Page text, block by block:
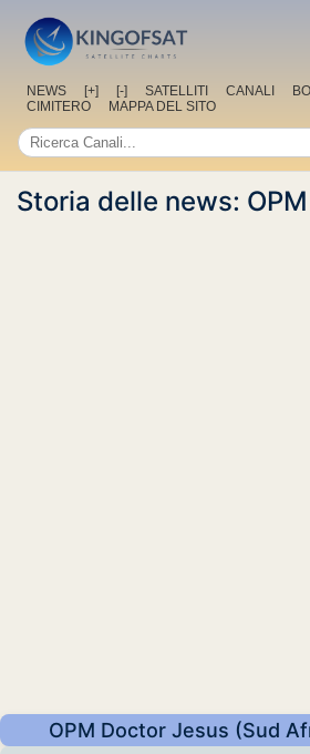
NEWS [+] [-] SATELLITI CANALI
CIMITERO
MAPPA DEL SITO
Storia delle news:
OPM Doctor Jesus (Sud